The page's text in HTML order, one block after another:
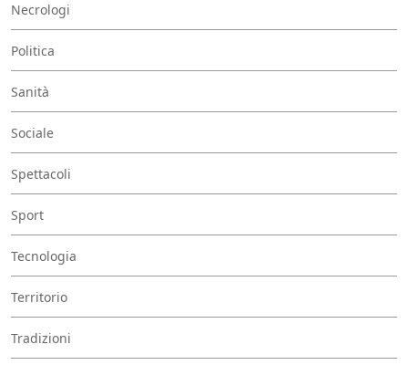
Necrologi
Politica
Sanità
Sociale
Spettacoli
Sport
Tecnologia
Territorio
Tradizioni